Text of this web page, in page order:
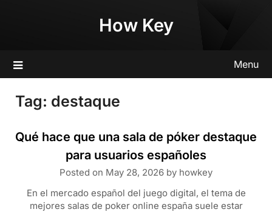
How Key
Menu
Tag: destaque
Qué hace que una sala de póker destaque
para usuarios españoles
Posted on May 28, 2026 by howkey
En el mercado español del juego digital, el tema de
mejores salas de poker online españa suele estar